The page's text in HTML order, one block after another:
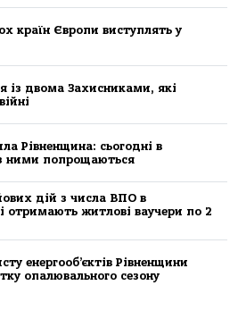
країн Європи виступлять у
із двома Захисниками, які
Рівненщина: сьогодні в
ними попрощаються
дій з числа ВПО в
отримають житлові ваучери по 2
енергооб’єктів Рівненщини
опалювального сезону